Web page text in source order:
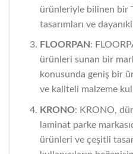
ürünleriyle bilinen bir
tasarımları ve
FLOORPAN :
ürünleri sunan bir
konusunda geniş bir
ve kaliteli malzeme
KRONO: KRONO,
laminat parke
ürünleri ve çeşitli